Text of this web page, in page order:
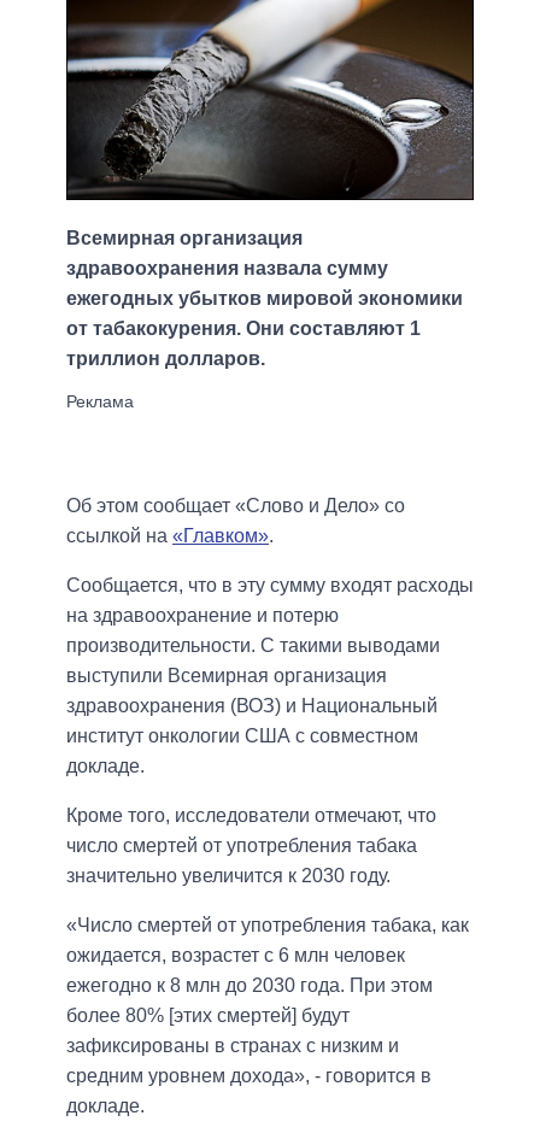
Всемирная организация
здравоохранения назвала сумму
ежегодных убытков мировой экономики
от табакокурения. Они составляют 1
триллион долларов.
Об этом сообщает «Слово и Дело» со
ссылкой на «Главком».
Сообщается, что в эту сумму входят расходы
на здравоохранение и потерю
производительности. С такими выводами
выступили Всемирная организация
здравоохранения (ВОЗ) и Национальный
институт онкологии США с совместном
докладе.
Кроме того, исследователи отмечают, что
число смертей от употребления табака
значительно увеличится к 2030 году.
«Число смертей от употребления табака, как
ожидается, возрастет с 6 млн человек
ежегодно к 8 млн до 2030 года. При этом
более 80% [этих смертей] будут
зафиксированы в странах с низким и
средним уровнем дохода», - говорится в
докладе.